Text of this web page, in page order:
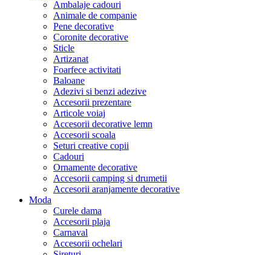
Ambalaje cadouri
Animale de companie
Pene decorative
Coronite decorative
Sticle
Artizanat
Foarfece activitati
Baloane
Adezivi si benzi adezive
Accesorii prezentare
Articole voiaj
Accesorii decorative lemn
Accesorii scoala
Seturi creative copii
Cadouri
Ornamente decorative
Accesorii camping si drumetii
Accesorii aranjamente decorative
Moda
Curele dama
Accesorii plaja
Carnaval
Accesorii ochelari